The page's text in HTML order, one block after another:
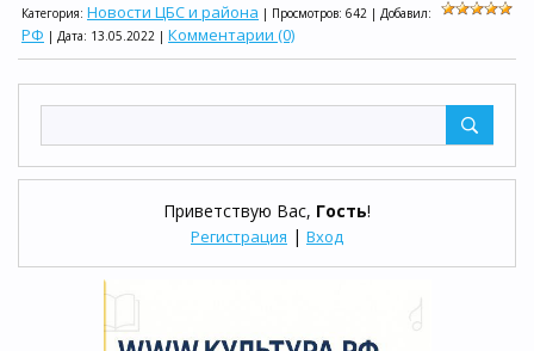
Приветствую Вас, Гость!
Регистрация | Вход
Категория: Новости ЦБС и района | Просмотров: 642 | Добавил:
РФ | Дата: 13.05.2022 | Комментарии (0)